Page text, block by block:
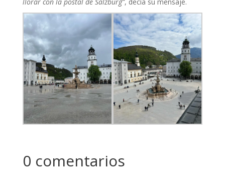
0 comentarios